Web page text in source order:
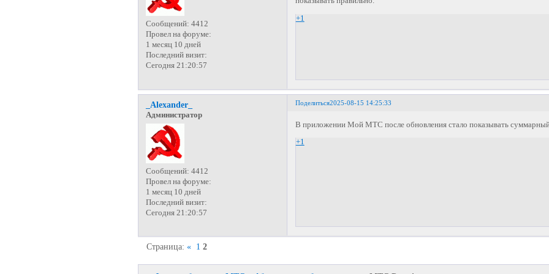
Сообщений: 4412
Провел на форуме:
1 месяц 10 дней
Последний визит:
Сегодня 21:20:57
+1
Поделиться2025-08-15 14:25:33
_Alexander_
Администратор
Сообщений: 4412
Провел на форуме:
1 месяц 10 дней
Последний визит:
Сегодня 21:20:57
В приложении Мой МТС после обновления стало показывать
+1
Страница: « 1 2